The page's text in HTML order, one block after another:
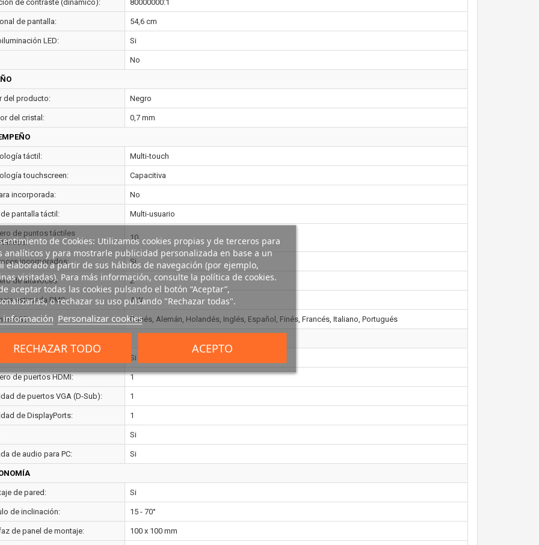
de contraste (dinámico): 80000000:1
de pantalla: 54,6 cm
LED: Si
No
del producto: Negro
del cristal: 0,7 mm
táctil: Multi-touch
touchscreen: Capacitiva
incorporada: No
pantalla táctil: Multi-usuario
de puntos táctiles
10
incorporados: Si
de altavoces: 2
estimada RMS: 4 W
OSD: Danés, Alemán, Holandés, Inglés, Español, Finés, Francés, Italiano, Portugués
Si
de puertos HDMI: 1
de puertos VGA (D-Sub): 1
de DisplayPorts: 1
Si
de audio para PC: Si
de pared: Si
de inclinación: 15 - 70°
de panel de montaje: 100 x 100 mm
de Cookies: Utilizamos cookies propias y de terceros para
analíticos y para mostrarle publicidad personalizada en base a un
elaborado a partir de sus hábitos de navegación (por ejemplo,
visitadas). Para más información, consulte la política de cookies.
aceptar todas las cookies pulsando el botón “Aceptar”,
o rechazar su uso pulsando "Rechazar todas".
información Personalizar cookies
RECHAZAR TODO ACEPTO